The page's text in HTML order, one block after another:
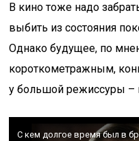
В кино тоже надо
выбить из состояния
Однако будущее, по
короткометражным,
у большой режиссуры –